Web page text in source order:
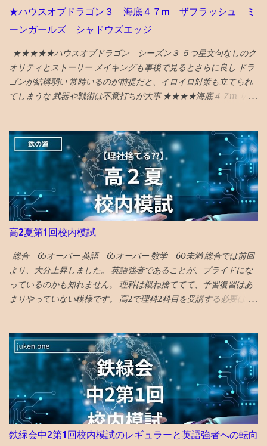
インバーのアルプ、おでん屋さんの飛騨、カレー屋のスズキー
介。 （下記ギフトリンクの記事中にグーグルマップへのリンクあ
り） NYタイムズ紙は選出にあたり、国際イベント開催や災害復興
の観点を踏まえているとのことです。 38位 大阪 食と商のまち
大阪の革新的プロジェクトとして、 グラングリーン 大阪（公園）
を紹介。 ウォルドール・アストリアホテル、フォーシーズンズホ
なので全文読めます→ 2025年に行くべき52カ所の英語記事全文 〇
2024年 3位 山口 また、NYタイムズHP画像に明示されている数
字（下に引用している山口の場合は...
のも、好要因でしょう。 なにしろ、応用クラスの季節 講習は校内
模試の過去問をやる ので、受講した方が圧倒的に有利です。 〇高
校で塾生が激増！ 高校からの新規入塾で中3の校内模試時に比べて
受験者が 400人 増えました！ でも、みたことある名前ばかりで成
績優秀上位メンバーは固定してます。 高校入塾からの「いきなり
30傑」は厳しそうです。 継続が重要です。
★ハウスオブドラゴン３ 海底４７m ザフラッシュ ミ
ーンガールズ シャドウズエッジ
★★★★★ハウスオブドラゴン シーズン３ ５つ星文句なしのク
オリティとストーリー メイキングも事後で見るとさらに良し ドラ
ゴンが結構弱い 常時いるのが前提だと、イロイロ対策も立てられ
てしまうな 武器や戦術は不意打ちが大事 ★★★★海底４７m サメ
気もしたが、 最後までエンタメ要素満載で楽しめる ★★★★ザ・
フラッシュ タイムトラベル系アクションの話。 直せるところと直
せない運命が哀しい ★ボーイキルズワールド ポイントが余ってい
たので４００P使ってしまったが、駄作 星４つにつられてみてしま
ったが、失敗した。 ★★★★ミーンガールズ 条件が整えば、誰も
が、意地悪になる可能性はある あからさまな敵を作りすぎるのも
よくない ★★★★シャドウズエッジ 筋書きも結構展開があっっ
て、 単なるジャッキーチェーンのカンフー映画よりも深い
★★★★アンチャーテッド なんか昔見たことあるので、２回目だ
とワクワク感が薄れてる ★★★スチュアート・宇宙救出失敗の法
則 ビックバンセオリーのスピンオフコメディ ビックバンセオリー
はある程度見ておいた方が楽しめる 「中島淳」 面白い話と、よく
高2夏第1回校内模試
総合 65オーバー 英語 65オーバー 数学 60未満 総合では前回
より、大分上昇しました。 英語強者であることが、プライドにな
っているのかも知れません。 理科は概ね捨ててて、予習復習はあ
まりやっていない模様です。 高2で理科2科目を受講する必要はな
でしょう。 数学や理科のバランスが気になりますが、もはや会話
もないので、見守るのみです。 というか、そんな心配親がしなく
ても、鉄の先生たちが、アドバイスしているようなのは、鉄の家
庭あて報告書を見ても伝わってきました。 この段階になると、 学
習戦略のアドバイスは塾の仕事 ですね。
鉄緑会中2第1回校内模試のレギュラーと英語強者への転向